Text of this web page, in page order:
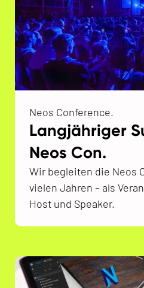
Neos Conference.
Langjähriger
Neos Con.
Wir begleiten die Neos
vielen Jahren – als
Host und Speaker.